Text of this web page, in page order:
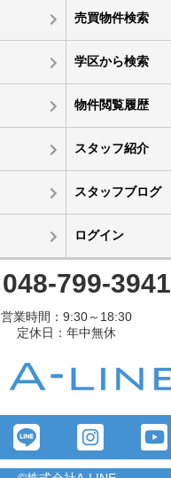
売買物件検索
学区から検索
物件閲覧履歴
スタッフ紹介
スタッフブログ
ログイン
048-799-3941
営業時間：9:30～18:30
定休日：年中無休